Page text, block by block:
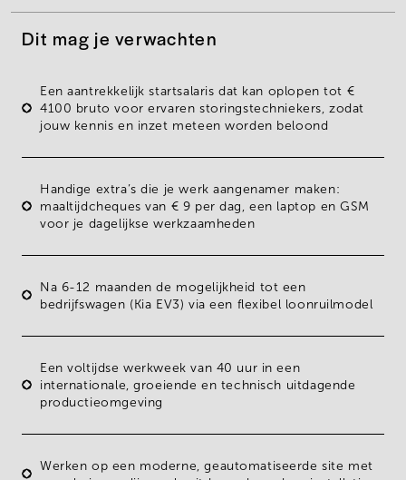
Dit mag je verwachten
Eenaantrekkelijk startsalaris dat kan oplopen tot €
4100 bruto voor ervaren storingstechniekers, zodat
jouw kennis en inzet meteen worden beloond
Handige extra’s die je werk aangenamer maken:
maaltijdchequesvan € 9 per dag, een laptop enGSM
voor je dagelijkse werkzaamheden
Na 6-12 maanden de mogelijkheid tot een
bedrijfswagen (Kia EV3) via een flexibel loonruilmodel
Eenvoltijdse werkweek van 40 uur in een
internationale, groeiende en technisch uitdagende
productieomgeving
Werken op een moderne, geautomatiseerde site met